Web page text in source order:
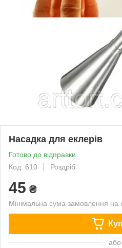
Насадка для еклерів
Готово до відправки
Код: 610
Роздріб
45 ₴
Мінімальна сума замовлення на
або